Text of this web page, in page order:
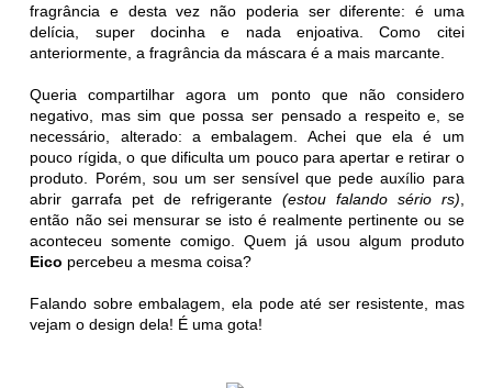
fragrância e desta vez não poderia ser diferente: é uma
delícia, super docinha e nada enjoativa. Como citei
anteriormente, a fragrância da máscara é a mais marcante.
Queria compartilhar agora um ponto que não considero
negativo, mas sim que possa ser pensado a respeito e, se
necessário, alterado: a embalagem. Achei que ela é um
pouco rígida, o que dificulta um pouco para apertar e retirar o
produto. Porém, sou um ser sensível que pede auxílio para
abrir garrafa pet de refrigerante (estou falando sério rs)
então não sei mensurar se isto é realmente pertinente ou se
aconteceu somente comigo. Quem já usou algum produto
Eico percebeu a mesma coisa?
Falando sobre embalagem, ela pode até ser resistente, mas
vejam o design dela! É uma gota!